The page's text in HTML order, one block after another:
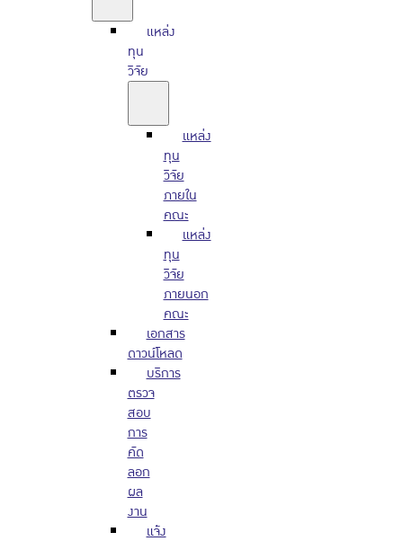
แหล่ง
ทุน
วิจัย
แหล่ง
ทุน
วิจัย
ภายใน
คณะ
แหล่ง
ทุน
วิจัย
ภายนอก
คณะ
เอกสาร
ดาวน์โหลด
บริการ
ตรวจ
สอบ
การ
คัด
ลอก
ผล
งาน
แจ้ง